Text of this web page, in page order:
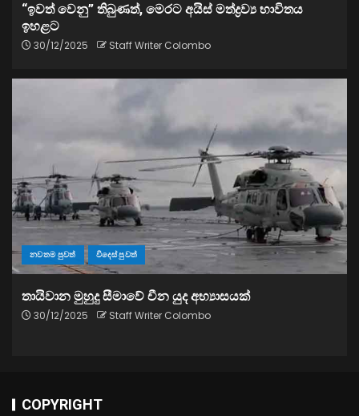
“ඉවත් වෙනු” තිබුණත්, මෙරට අයිස් මත්ද්‍රව්‍ය භාවිතය
ඉහළට
30/12/2025 Staff Writer Colombo
නවතම පුවත් විදෙස් පුවත්
තායිවාන මුහුදු සීමාවේ චීන යුද අභ්‍යාසයක්
30/12/2025 Staff Writer Colombo
COPYRIGHT